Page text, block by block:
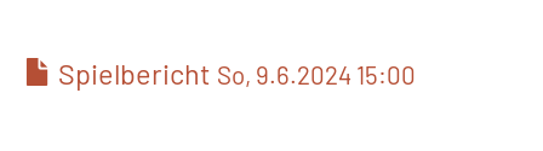
Spielbericht So, 9.6.2024 15:00